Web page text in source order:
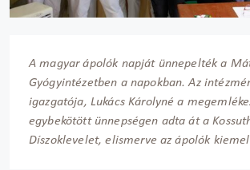
A magyar ápolók napját ünnepelték a
Gyógyintézetben a napokban. Az
igazgatója, Lukács Károlyné a
egybekötött ünnepségen adta át a
Díszoklevelet, elismerve az ápolók